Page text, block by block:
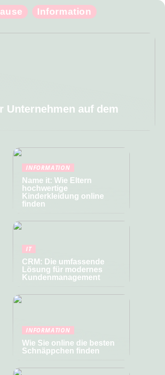
Information
Unternehmen auf dem
INFORMATION
Name it: Wie Eltern
hochwertige
Kinderkleidung online
finden
IT
CRM: Die umfassende
Lösung für modernes
Kundenmanagement
INFORMATION
Wie Sie online die besten
Schnäppchen finden